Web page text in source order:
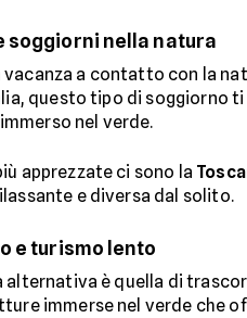
soggiorni nella natura
vacanza a contatto con la
questo tipo di soggiorno
nel verde.
apprezzate ci sono la
e diversa dal solito.
e turismo lento
alternativa è quella di
immerse nel verde che